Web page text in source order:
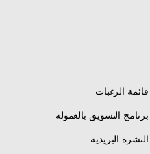
قائمة الرغبات
برنامج التسويق بالعمولة
النشرة البريدية